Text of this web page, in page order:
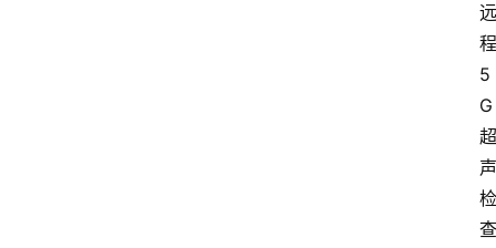
远
程
5
G
超
声
检
查